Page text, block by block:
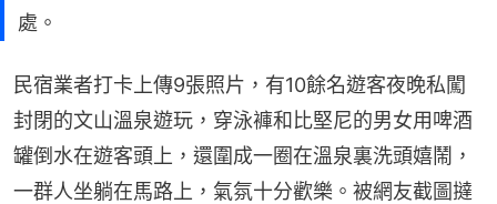
處。
民宿業者打卡上傳9張照片，有10餘名遊客夜晚私闖
封閉的文山溫泉遊玩，穿泳褲和比堅尼的男女用啤酒
罐倒水在遊客頭上，還圍成一圈在溫泉裏洗頭嬉鬧，
一群人坐躺在馬路上，氣氛十分歡樂。被網友截圖撻